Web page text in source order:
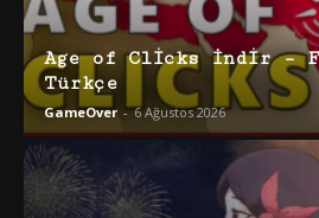
Age of Clicks İndir –
Türkçe
GameOver - 6 Ağustos 2026